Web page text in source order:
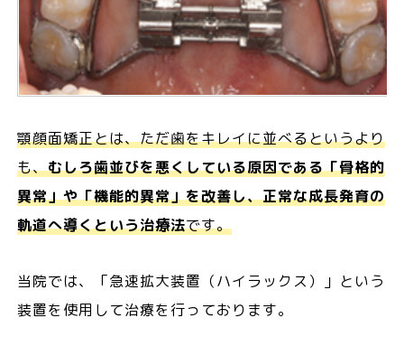
顎顔面矯正とは、ただ歯をキレイに並べるというより
も、むしろ歯並びを悪くしている原因である「骨格的
異常」や「機能的異常」を改善し、正常な成長発育の
軌道へ導くという治療法です。
当院では、「急速拡大装置（ハイラックス）」という
装置を使用して治療を行っております。